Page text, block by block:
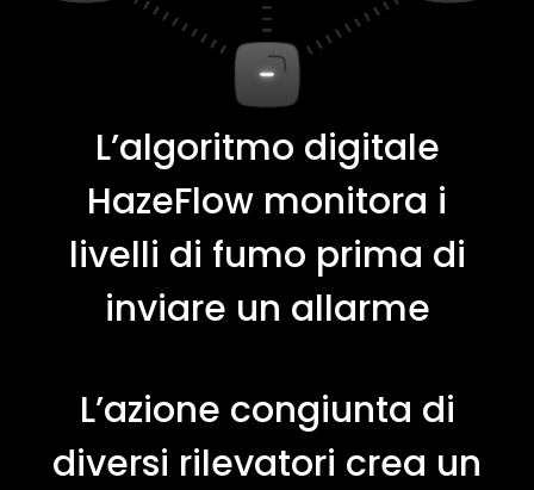
L’algoritmo digitale
HazeFlow monitora i
livelli di fumo prima di
inviare un allarme
L’azione congiunta di
diversi rilevatori crea un